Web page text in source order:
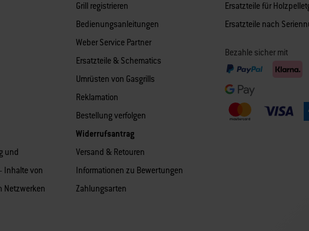
und
Inhalte von
Netzwerken
Grill registrieren
Bedienungsanleitungen
Weber Service Partner
Ersatzteile & Schematics
Umrüsten von Gasgrills
Reklamation
Bestellung verfolgen
Widerrufsantrag
Versand & Retouren
Informationen zu Bewertungen
Zahlungsarten
Ersatzteile für
Ersatzteile nach
Bezahle sicher mit